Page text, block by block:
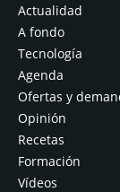
Actualidad
A fondo
Tecnología
Agenda
Ofertas y
Opinión
Recetas
Formación
Vídeos